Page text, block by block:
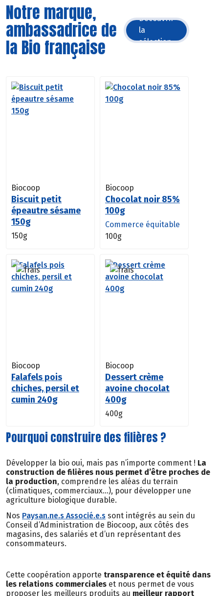
Notre marque,
ambassadrice de
la Bio française
Découvrir
la
sélection
Biocoop
Biscuit petit
épeautre sésame
150g
150g
Biocoop
Chocolat noir 85%
100g
Commerce équitable
100g
Biocoop
Falafels pois
chiches, persil et
cumin 240g
Biocoop
Dessert crème
avoine chocolat
400g
400g
Pourquoi construire des filières ?
Développer la bio oui, mais pas n’importe comment ! La
construction de filières nous permet d’être proches de
la production, comprendre les aléas du terrain
(climatiques, commerciaux…), pour développer une
agriculture biologique durable.
Nos Paysan.ne.s Associé.e.s sont intégrés au sein du
Conseil d’Administration de Biocoop, aux côtés des
magasins, des salariés et d’un représentant des
consommateurs.
Cette coopération apporte transparence et équité dans
les relations commerciales et nous permet de vous
proposer les meilleurs produits au meilleur rapport